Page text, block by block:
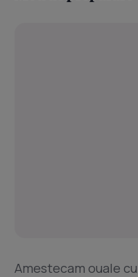
Amestecam ouale